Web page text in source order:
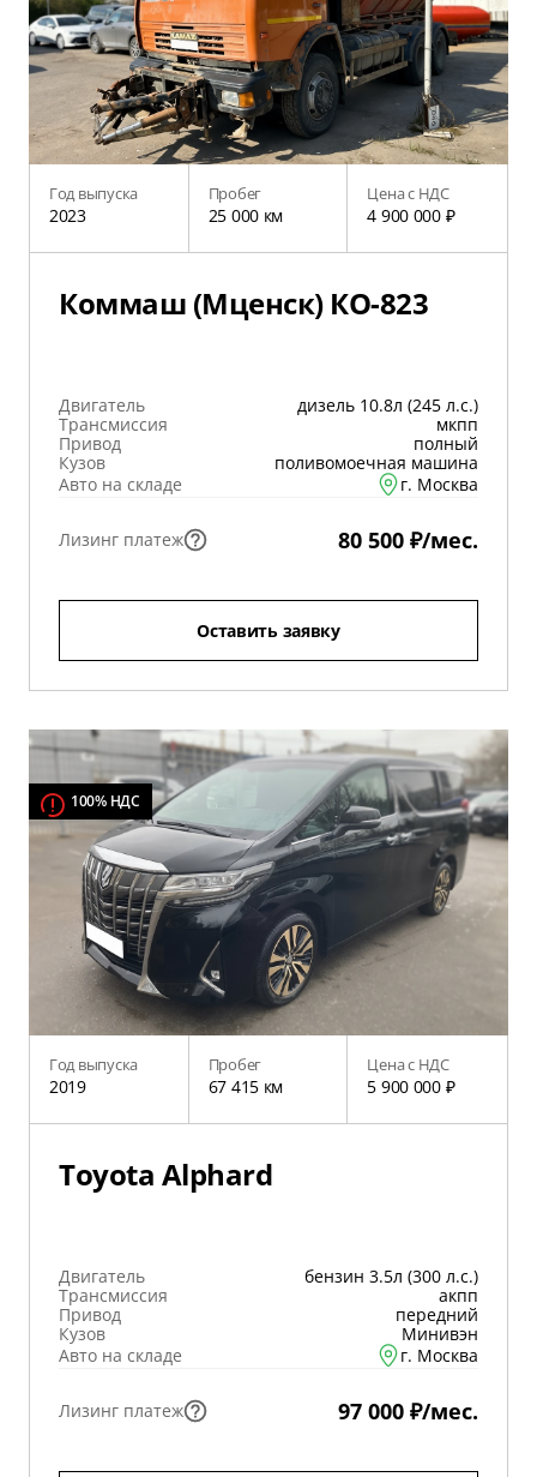
Год выпуска
2023
Пробег
25 000 км
Цена с НДС
4 900 000 ₽
Коммаш (Мценск) КО-823
Двигатель
дизель 10.8л (245 л.с.)
Трансмиссия
мкпп
Привод
полный
Кузов
поливомоечная машина
Авто на складе
г. Москва
Лизинг платеж 80 500 ₽/мес.
Оставить заявку
100% НДС
Год выпуска
2019
Пробег
67 415 км
Цена с НДС
5 900 000 ₽
Toyota Alphard
Двигатель
бензин 3.5л (300 л.с.)
Трансмиссия
акпп
Привод
передний
Кузов
Минивэн
Авто на складе
г. Москва
Лизинг платеж 97 000 ₽/мес.